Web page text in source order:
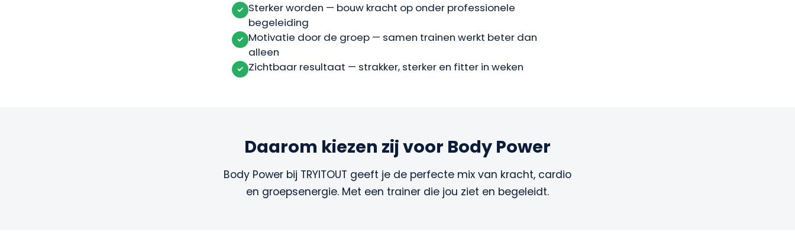
✓ Sterker worden — bouw kracht op onder professionele
begeleiding
✓ Motivatie door de groep — samen trainen werkt beter dan
alleen
✓ Zichtbaar resultaat — strakker, sterker en fitter in weken
Daarom kiezen zij voor Body Power
Body Power bij TRYITOUT geeft je de perfecte mix van kracht, cardio
en groepsenergie. Met een trainer die jou ziet en begeleidt.